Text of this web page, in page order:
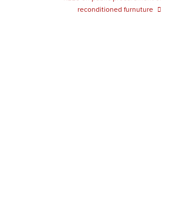
reconditioned furnuture